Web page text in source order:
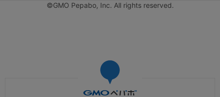
©GMO Pepabo, Inc. All rights reserved.